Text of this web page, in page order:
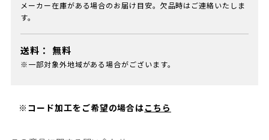
メーカー在庫がある場合のお届け目安。欠品時はご連絡いたしま
す。
送料： 無料
※一部対象外地域がある場合がございます。
※コード加工をご希望の場合はこちら